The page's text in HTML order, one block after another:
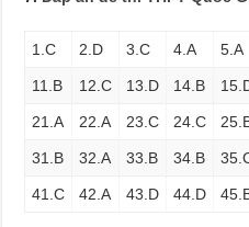
1.C 2.D 3.C 4.A 5.A
11.B 12.C 13.D 14.B
21.A 22.A 23.C 24.C
31.B 32.A 33.B 34.B
41.C 42.A 43.D 44.D